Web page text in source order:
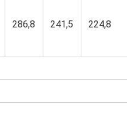
286,8 241,5 224,8